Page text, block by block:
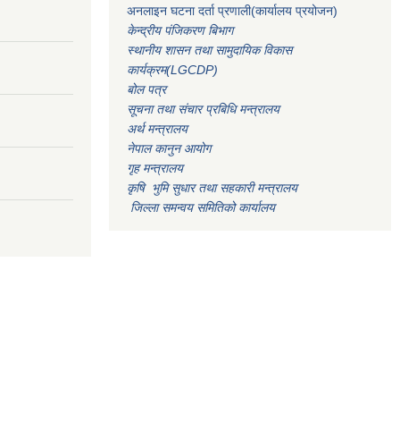
अनलाइन घटना दर्ता प्रणाली(कार्यालय प्रयोजन)
केन्द्रीय पंजिकरण बिभाग
स्थानीय शासन तथा सामुदायिक विकास
कार्यक्रम(LGCDP)
बोल पत्र
सूचना तथा संचार प्रबिधि मन्त्रालय
अर्थ मन्त्रालय
नेपाल कानुन आयोग
गृह मन्त्रालय
कृषि भुमि सुधार तथा सहकारी मन्त्रालय
जिल्ला समन्वय समितिको कार्यालय